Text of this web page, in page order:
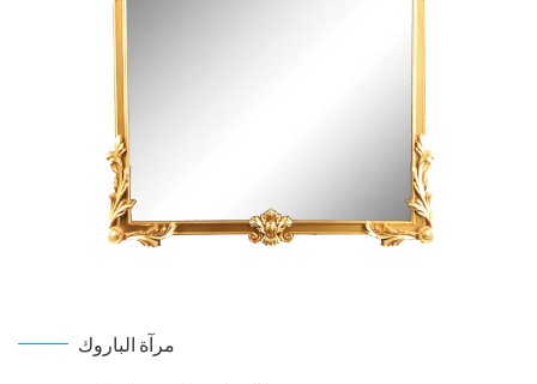
مرآة الباروك